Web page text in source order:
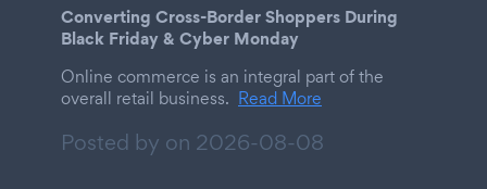
Converting Cross-Border Shoppers During
Black Friday & Cyber Monday
Online commerce is an integral part of the
overall retail business. Read More
Posted by on 2026-08-08